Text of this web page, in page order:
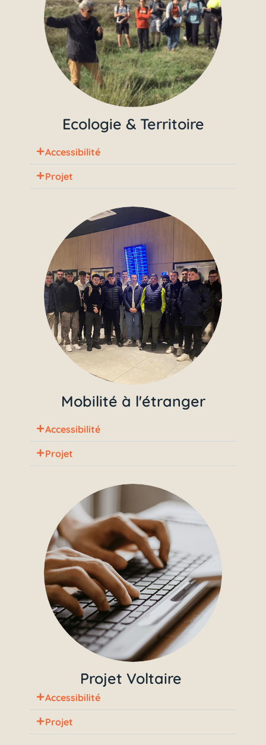
Ecologie & Territoire
Accessibilité
Projet
Mobilité à l'étranger
Accessibilité
Projet
Projet Voltaire
Accessibilité
Projet